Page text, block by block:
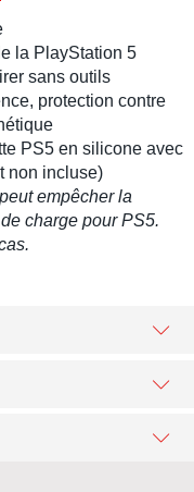
la PlayStation 5
sans outils
protection contre
PS5 en silicone avec
non incluse)
empêcher la
charge pourPS5.